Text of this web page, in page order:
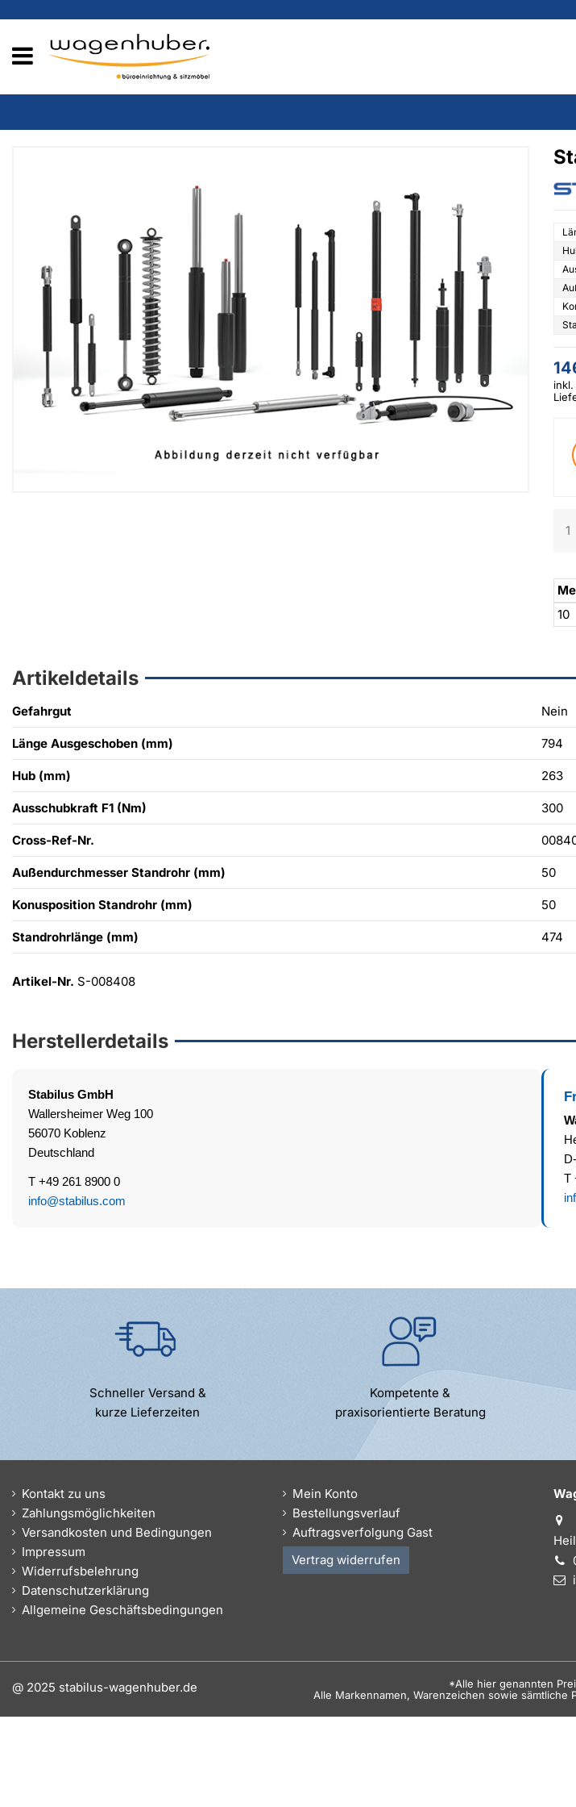
10
Artikeldetails
Gefahrgut Nein
Länge Ausgeschoben (mm) 794
Hub (mm) 263
Ausschubkraft F1 (Nm) 300
Cross-Ref-Nr.
Außendurchmesser Standrohr (mm) 50
Konusposition Standrohr (mm) 50
Standrohrlänge (mm) 474
Artikel-Nr. S-008408
Herstellerdetails
Stabilus GmbH
Wallersheimer Weg 100
56070 Koblenz
Deutschland
T +49 261 8900 0
info@stabilus.com
T
Schneller Versand &
kurze Lieferzeiten
Kompetente &
praxisorientierte Beratung
Kontakt zu uns
Zahlungsmöglichkeiten
Versandkosten und Bedingungen
Impressum
Widerrufsbelehrung
Datenschutzerklärung
Allgemeine Geschäftsbedingungen
Mein Konto
Bestellungsverlauf
Auftragsverfolgung Gast
Vertrag widerrufen
@ 2025 stabilus-wagenhuber.de *Alle hier genannten
Alle Markennamen, Warenzeichen sowie